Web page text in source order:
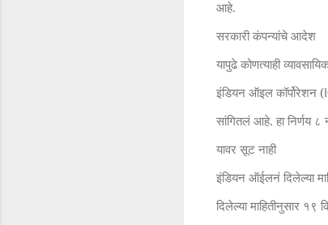
आहे.
सरकारी कंपन्यांचे आदेश
यापुढे कोणत्याही
इंडियन ऑइल कॉर्पोरेशन (
सांगितलं आहे. हा निर्णय ८
यावर सूट नाही
इंडियन ऑईलनं दिलेल्या
दिलेल्या माहितीनुसार १९